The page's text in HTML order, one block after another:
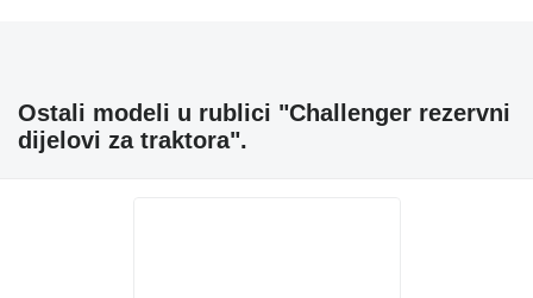
Ostali modeli u rublici "Challenger rezervni
dijelovi za traktora".